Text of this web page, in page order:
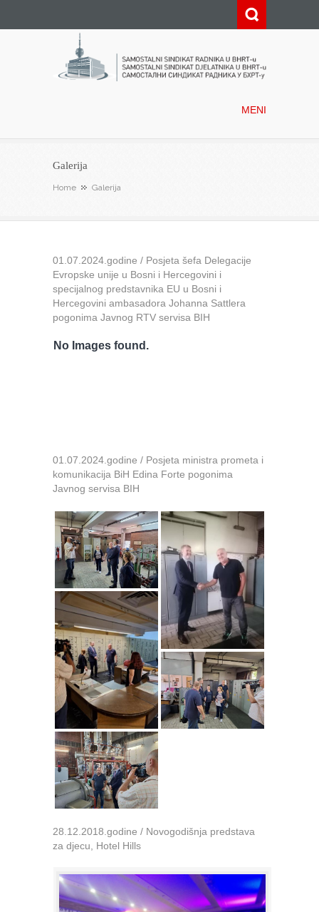
MENI
Galerija
Home Galerija
01.07.2024.godine / Posjeta šefa Delegacije
Evropske unije u Bosni i Hercegovini i
specijalnog predstavnika EU u Bosni i
Hercegovini ambasadora Johanna Sattlera
pogonima Javnog RTV servisa BIH
No Images found.
01.07.2024.godine / Posjeta ministra prometa i
komunikacija BiH Edina Forte pogonima
Javnog servisa BIH
28.12.2018.godine / Novogodišnja predstava
za djecu, Hotel Hills